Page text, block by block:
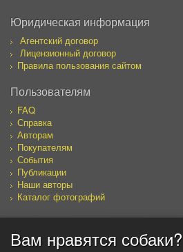
Юридическая информация
Агентский договор
Лицензионный договор
Правила пользования сайтом
Пользователям
FAQ
Справка
Авторам
Покупателям
События
Публикации
Наши авторы
Каталог фотографий
Мы в социальных сетях
Вам нравятся собаки?